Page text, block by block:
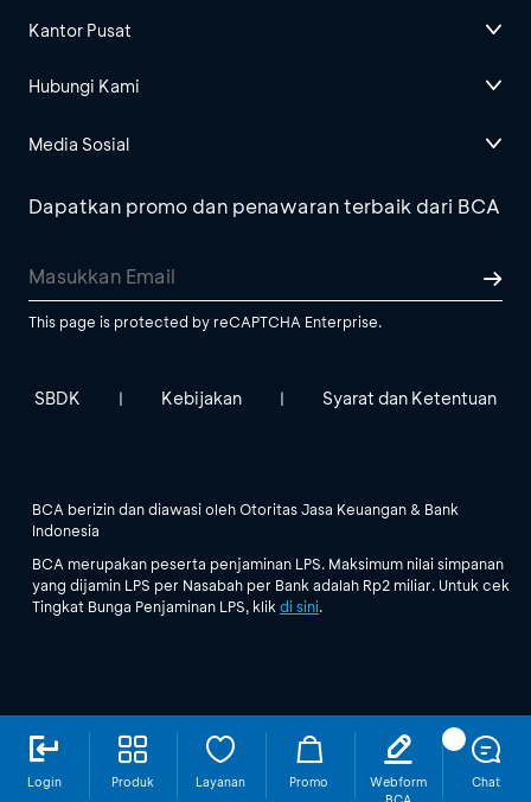
Login Produk Layanan Promo
Webform
Chat
Kantor Pusat
Hubungi Kami
Media Sosial
Dapatkan promo dan penawaran terbaik dari BCA
This page is protected by reCAPTCHA Enterprise.
SBDK | Kebijakan | Syarat dan Ketentuan
BCA berizin dan diawasi oleh Otoritas Jasa Keuangan & Bank
Indonesia
BCA merupakan peserta penjaminan LPS. Maksimum nilai simpanan
yang dijamin LPS per Nasabah per Bank adalah Rp2 miliar. Untuk cek
Tingkat Bunga Penjaminan LPS, klik di sini.